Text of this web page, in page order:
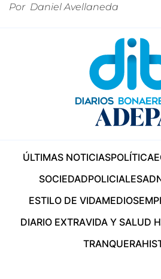
Por Daniel Avellaneda
ÚLTIMAS NOTICIASPOLÍTICA
SOCIEDADPOLICIALES
ESTILO DE VIDAMEDIOS
DIARIO EXTRAVIDA Y SALUD
TRANQUERA